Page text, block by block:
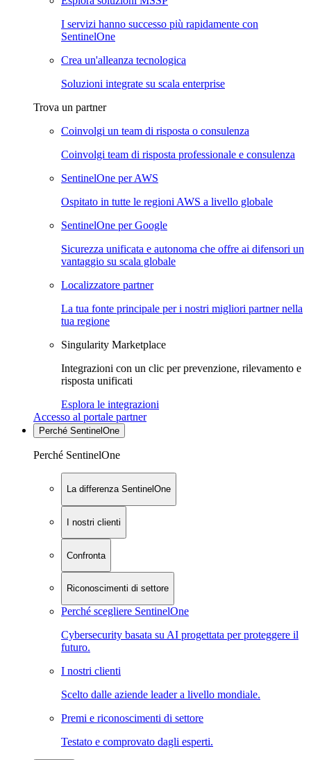
I servizi hanno successo più rapidamente con
SentinelOne
Crea un'alleanza tecnologica
Soluzioni integrate su scala enterprise
Trova un partner
Coinvolgi un team di risposta o consulenza
Coinvolgi team di risposta professionale e consulenza
SentinelOne per AWS
Ospitato in tutte le regioni AWS a livello globale
SentinelOne per Google
Sicurezza unificata e autonoma che offre ai difensori un
vantaggio su scala globale
Localizzatore partner
La tua fonte principale per i nostri migliori partner nella
tua regione
Singularity Marketplace
Integrazioni con un clic per prevenzione, rilevamento e
risposta unificati
Esplora le integrazioni
Accesso al portale partner
Perché SentinelOne
Perché SentinelOne
La differenza SentinelOne
I nostri clienti
Confronta
Riconoscimenti di settore
Perché scegliere SentinelOne
Cybersecurity basata su AI progettata per proteggere il
futuro.
I nostri clienti
Scelto dalle aziende leader a livello mondiale.
Premi e riconoscimenti di settore
Testato e comprovato dagli esperti.